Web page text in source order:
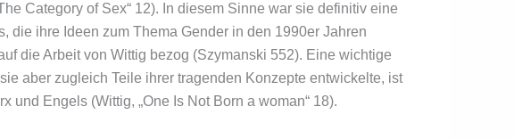
Category of Sex“ 12). In diesem Sinne war sie definitiv eine
die ihre Ideen zum Thema Gender in den 1990er Jahren
die Arbeit von Wittig bezog (Szymanski 552). Eine wichtige
aber zugleich Teile ihrer tragenden Konzepte entwickelte, ist
und Engels (Wittig, „One Is Not Born a woman“ 18).